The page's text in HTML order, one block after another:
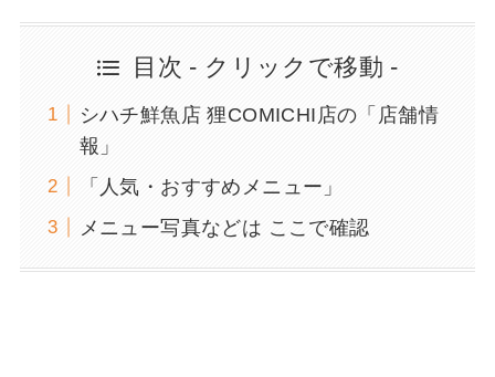
目次 - クリックで移動 -
シハチ鮮魚店 狸COMICHI店の「店舗情
報」
「人気・おすすめメニュー」
メニュー写真などは ここで確認